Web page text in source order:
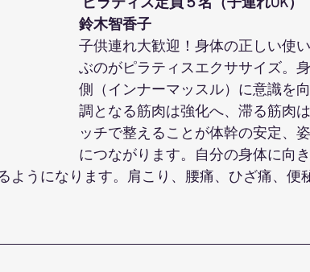
ダンス オリジナルパーカー
ピラティス定員５名（子連れOK）
鈴木智香子
子供連れ大歓迎！身体の正しい使
ぶのがピラティスエクササイズ。
側（インナーマッスル）に意識を
調となる筋肉は強化へ、滞る筋肉
ッチで整えることが体幹の安定、
につながります。自分の身体に向
ようになります。肩こり、腰痛、ひざ痛、便